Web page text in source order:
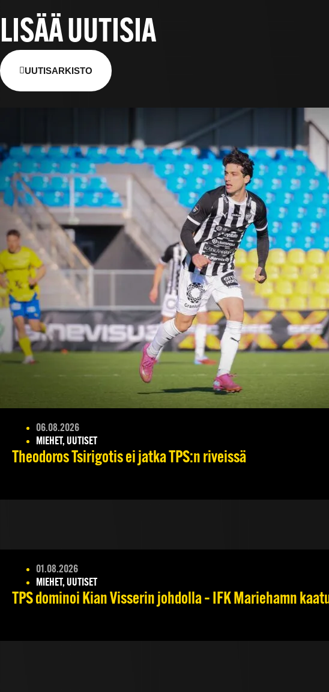
LISÄÄ UUTISIA
UUTISARKISTO
06.08.2026
MIEHET, UUTISET
Theodoros Tsirigotis ei jatka TPS:n riveissä
01.08.2026
MIEHET, UUTISET
TPS dominoi Kian Visserin johdolla – IFK Mariehamn